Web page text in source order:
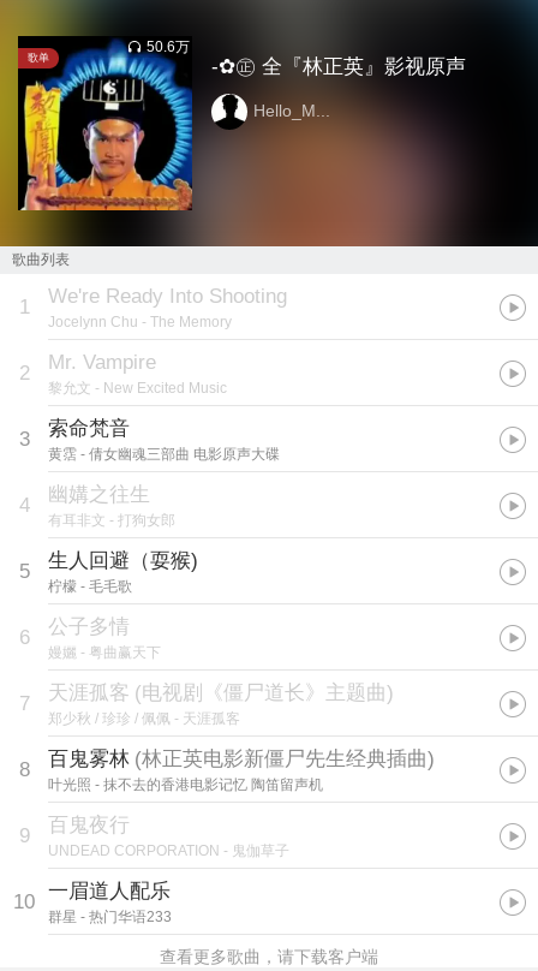
歌单
50.6万
-✿㊣ 全『林正英』影视原声
Hello_M...
歌曲列表
1 We're Ready Into Shooting
Jocelynn Chu - The Memory
2 Mr. Vampire
黎允文 - New Excited Music
3 索命梵音
黄霑 - 倩女幽魂三部曲 电影原声大碟
4 幽媾之往生
有耳非文 - 打狗女郎
5 生人回避（耍猴)
柠檬 - 毛毛歌
6 公子多情
嫚孋 - 粤曲赢天下
7 天涯孤客 (电视剧《僵尸道长》主题曲)
郑少秋 / 珍珍 / 佩佩 - 天涯孤客
8 百鬼雾林 (林正英电影新僵尸先生经典插曲)
叶光照 - 抹不去的香港电影记忆 陶笛留声机
9 百鬼夜行
UNDEAD CORPORATION - 鬼伽草子
10 一眉道人配乐
群星 - 热门华语233
查看更多歌曲，请下载客户端